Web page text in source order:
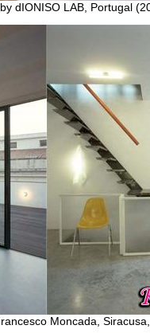
dIONISO LAB, Portugal
Moncada,